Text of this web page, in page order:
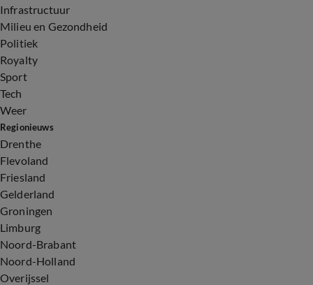
Infrastructuur
Milieu en Gezondheid
Politiek
Royalty
Sport
Tech
Weer
Regionieuws
Drenthe
Flevoland
Friesland
Gelderland
Groningen
Limburg
Noord-Brabant
Noord-Holland
Overijssel